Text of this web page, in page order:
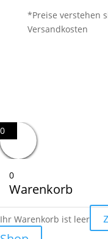
*Preise verstehen
Versandkosten
0
0
Warenkorb
Ihr Warenkorb ist leer